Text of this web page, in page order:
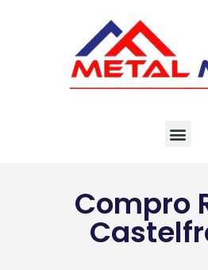
Compro